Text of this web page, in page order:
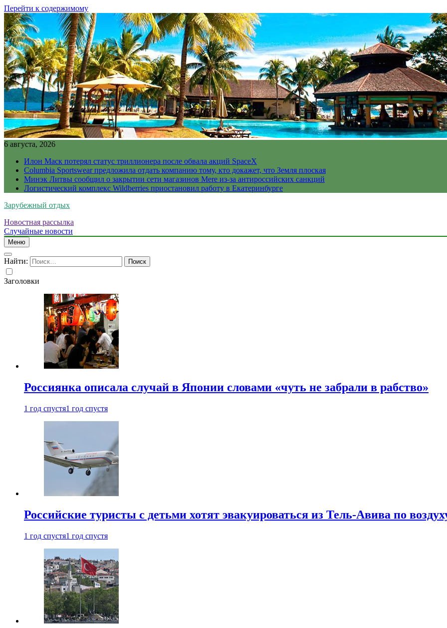
Перейти к содержимому
6 августа, 2026
Илон Маск потерял статус триллионера после обвала акций SpaceX
Columbia Sportswear предложила отдать компанию тому, кто докажет, что Земля плоская
Минэк Литвы сообщил о закрытии сети магазинов Mere из-за антироссийских санкций
Логистический комплекс Wildberries приостановил работу в Екатеринбурге
Зарубежный отдых
Новостная рассылка
Случайные новости
Меню
Найти:
Заголовки
Россиянка описала случай в Японии словами «чуть не забрали в рабство»
1 год спустя1 год спустя
Российские туристы с детьми хотят эвакуироваться из Тель-Авива по
1 год спустя1 год спустя